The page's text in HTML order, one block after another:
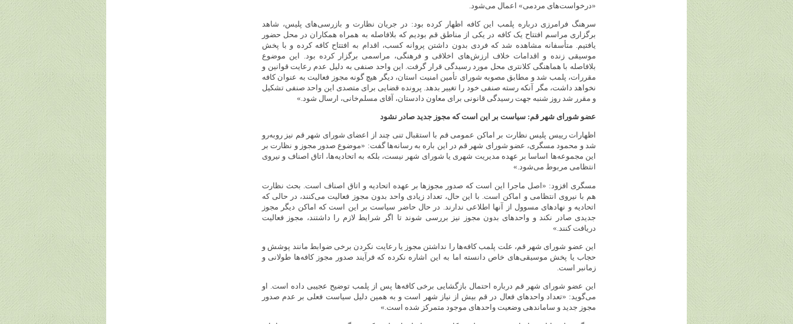
«درخواست‌های مردمی» اعمال می‌شود.
سرهنگ فرامرزی درباره پلمب این کافه اظهار کرده بود: در جریان نظارت و بازرسی‌های پلیس، شاهد
برگزاری مراسم افتتاح یک کافه در یکی از مناطق قم بودیم که بلافاصله به همراه همکاران در محل حضور
یافتیم. متأسفانه مشاهده شد که فردی بدون داشتن پروانه کسب، اقدام به افتتاح کافه کرده و با پخش
موسیقی زنده و اقدامات خلاف ارزش‌های اخلاقی و فرهنگی، مراسمی برگزار کرده بود. این موضوع
بلافاصله با هماهنگی کلانتری محل مورد رسیدگی قرار گرفت. این واحد صنفی به دلیل عدم رعایت قوانین و
مقررات، پلمب شد و مطابق مصوبه شورای تأمین امنیت استان، دیگر هیچ ‌گونه مجوز فعالیت به عنوان کافه
نخواهد داشت، مگر آنکه رسته صنفی خود را تغییر بدهد. پرونده قضایی برای متصدی این واحد صنفی تشکیل
و مقرر شد روز شنبه جهت رسیدگی قانونی برای معاون دادستان، آقای مسلم‌خانی، ارسال شود.»
عضو شورای شهر قم: سیاست بر این است که مجوز جدید صادر نشود
اظهارات رییس پلیس نظارت بر اماکن عمومی قم با استقبال تنی چند از اعضای شورای شهر قم نیز روبه‌رو
شد و محمود مسگری، عضو شورای شهر قم در این باره به رسانه‌ها گفت: «موضوع صدور مجوز و نظارت بر
این مجموعه‌ها اساسا بر عهده مدیریت شهری یا شورای شهر نیست، بلکه به اتحادیه‌ها، اتاق اصناف و نیروی
انتظامی مربوط می‌شود.»
مسگری افزود: «اصل ماجرا این است که صدور مجوزها بر عهده اتحادیه و اتاق اصناف است. بحث نظارت
هم با نیروی انتظامی و اماکن است. با این حال، تعداد زیادی واحد بدون مجوز فعالیت می‌کنند، در حالی که
اتحادیه و نهادهای مسوول از آنها اطلاعی ندارند. در حال حاضر سیاست بر این است که اماکن دیگر مجوز
جدیدی صادر نکند و واحدهای بدون مجوز نیز بررسی شوند تا اگر شرایط لازم را داشتند، مجوز فعالیت
دریافت کنند.»
این عضو شورای شهر قم، علت پلمب کافه‌ها را نداشتن مجوز یا رعایت نکردن برخی ضوابط مانند پوشش و
حجاب یا پخش موسیقی‌های خاص دانسته اما به این اشاره نکرده که فرآیند صدور مجوز کافه‌ها طولانی و
زمانبر است.
این عضو شورای شهر قم درباره احتمال بازگشایی برخی کافه‌ها پس از پلمب توضیح عجیبی داده است. او
می‌گوید: «تعداد واحدهای فعال در قم بیش از نیاز شهر است و به همین دلیل سیاست فعلی بر عدم صدور
مجوز جدید و ساماندهی وضعیت واحدهای موجود متمرکز شده است.»